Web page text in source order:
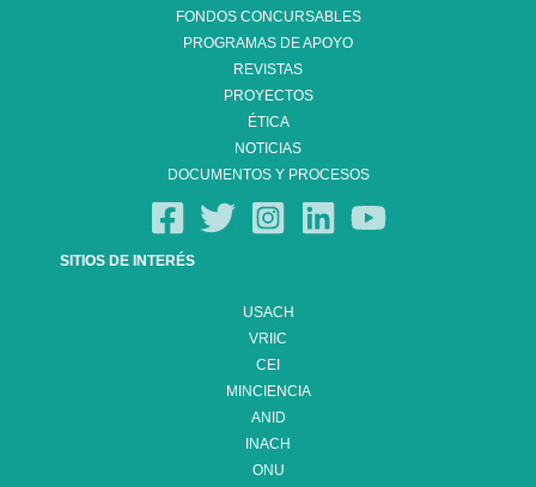
FONDOS CONCURSABLES
PROGRAMAS DE APOYO
REVISTAS
PROYECTOS
ÉTICA
NOTICIAS
DOCUMENTOS Y PROCESOS
SITIOS DE INTERÉS
USACH
VRIIC
CEI
MINCIENCIA
ANID
INACH
ONU